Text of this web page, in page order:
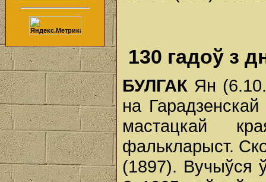
130 гадоў з
БУЛГАК Ян
на
мастацкай
фалькларыст.
(1897). Вучыўся